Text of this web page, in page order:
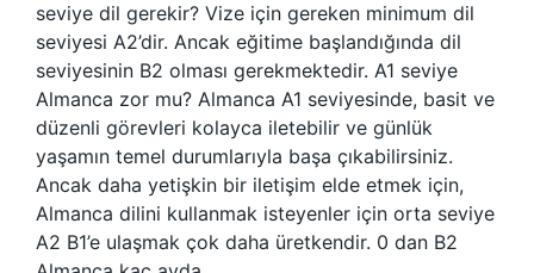
seviye dil gerekir? Vize için gereken minimum dil
seviyesi A2’dir. Ancak eğitime başlandığında dil
seviyesinin B2 olması gerekmektedir. A1 seviye
Almanca zor mu? Almanca A1 seviyesinde, basit ve
düzenli görevleri kolayca iletebilir ve günlük
yaşamın temel durumlarıyla başa çıkabilirsiniz.
Ancak daha yetişkin bir iletişim elde etmek için,
Almanca dilini kullanmak isteyenler için orta seviye
A2 B1’e ulaşmak çok daha üretkendir. 0 dan B2